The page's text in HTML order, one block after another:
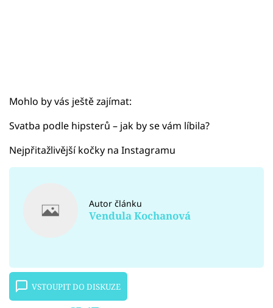
Mohlo by vás ještě zajímat:
Svatba podle hipsterů – jak by se vám líbila?
Nejpřitažlivější kočky na Instagramu
Autor článku
Vendula Kochanová
VSTOUPIT DO DISKUZE